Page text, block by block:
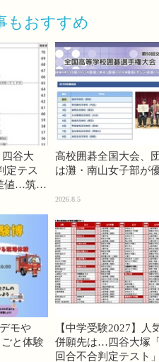
もおすすめ
四谷大
定テス
値…筑駒
高校囲碁全国大会、
は灘・南山女子部が
2026.8.5
モや
と体験
【中学受験2027】人
併願先は…四谷大塚
回合不合判定テスト